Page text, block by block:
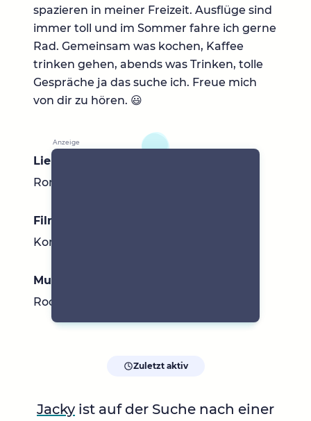
spazieren in meiner Freizeit. Ausflüge sind
immer toll und im Sommer fahre ich gerne
Rad. Gemeinsam was kochen, Kaffee
trinken gehen, abends was Trinken, tolle
Gespräche ja das suche ich. Freue mich
von dir zu hören. 😃
Lieblingsbücher
Romane
Filme & Serien
Komödien, Castle
Musik
Rock, Pop, Charts
Zuletzt aktiv
Jacky ist auf der Suche nach einer